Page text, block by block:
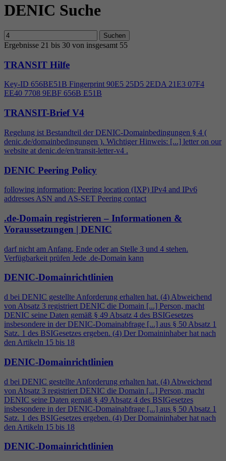
DENIC Suche
Suchen
Ergebnisse 21 bis 30 von insgesamt 55
TRANSIT Hilfe
Key-ID 656BE51B Fingerprint 90E5 25D5 2EDA 21E3 07F4
EE40 7708 9EBF 656B E51B
TRANSIT-Brief V4
Regelung ist Bestandteil der DENIC-Domainbedingungen § 4 (
denic.de/domainbedingungen ). Wichtiger Hinweis: [...] letter on our
website at denic.de/en/transit-letter-v4 .
DENIC Peering Policy
following information: Peering location (IXP) IPv4 and IPv6
addresses ASN and AS-SET Peering contact
.de-Domain registrieren – Informationen &
Voraussetzungen | DENIC
darf nicht am Anfang, Ende oder an Stelle 3 und 4 stehen.
Verfügbarkeit prüfen Jede .de-Domain kann
DENIC-Domainrichtlinien
d bei DENIC gestellte Anforderung erhalten hat. (4) Abweichend
von Absatz 3 registriert DENIC die Domain [...] Person, macht
DENIC seine Daten gemäß § 49 Absatz 4 des BSIGesetzes
insbesondere in der DENIC-Domainabfrage [...] aus § 50 Absatz 1
Satz. 1 des BSIGesetzes ergeben. (4) Der Domaininhaber hat nach
den Artikeln 15 bis 18
DENIC-Domainrichtlinien
d bei DENIC gestellte Anforderung erhalten hat. (4) Abweichend
von Absatz 3 registriert DENIC die Domain [...] Person, macht
DENIC seine Daten gemäß § 49 Absatz 4 des BSIGesetzes
insbesondere in der DENIC-Domainabfrage [...] aus § 50 Absatz 1
Satz. 1 des BSIGesetzes ergeben. (4) Der Domaininhaber hat nach
den Artikeln 15 bis 18
DENIC-Domainrichtlinien